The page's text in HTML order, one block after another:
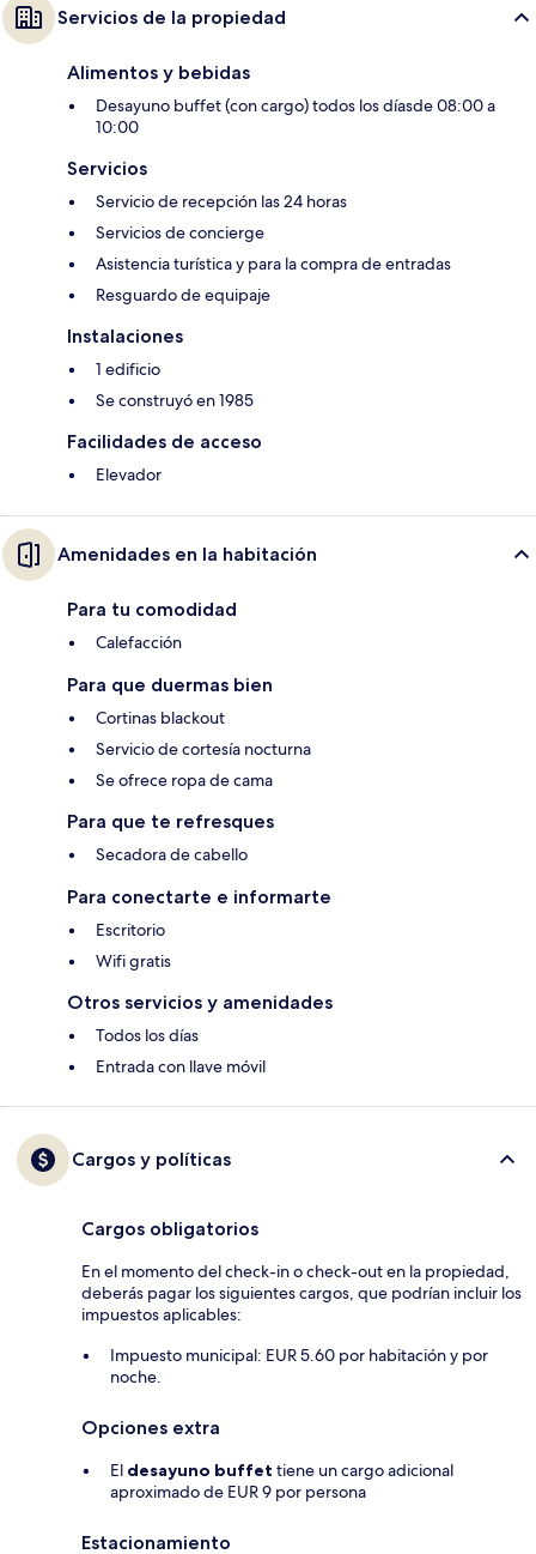
Servicios de la propiedad
Alimentos y bebidas
Desayuno buffet (con cargo) todos los díasde 08:00 a
10:00
Servicios
Servicio de recepción las 24 horas
Servicios de concierge
Asistencia turística y para la compra de entradas
Resguardo de equipaje
Instalaciones
1 edificio
Se construyó en 1985
Facilidades de acceso
Elevador
Amenidades en la habitación
Para tu comodidad
Calefacción
Para que duermas bien
Cortinas blackout
Servicio de cortesía nocturna
Se ofrece ropa de cama
Para que te refresques
Secadora de cabello
Para conectarte e informarte
Escritorio
Wifi gratis
Otros servicios y amenidades
Todos los días
Entrada con llave móvil
Cargos y políticas
Cargos obligatorios
En el momento del check-in o check-out en la propiedad,
deberás pagar los siguientes cargos, que podrían incluir los
impuestos aplicables:
Impuesto municipal: EUR 5.60 por habitación y por
noche.
Opciones extra
El desayuno buffet tiene un cargo adicional
aproximado de EUR 9 por persona
Estacionamiento